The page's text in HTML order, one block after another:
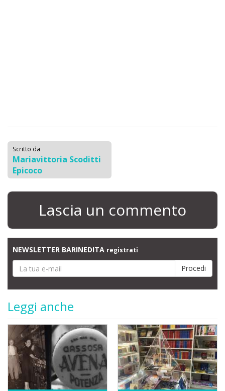
Scritto da
Mariavittoria Scoditti
Epicoco
Lascia un commento
NEWSLETTER BARINEDITA registrati
Leggi anche